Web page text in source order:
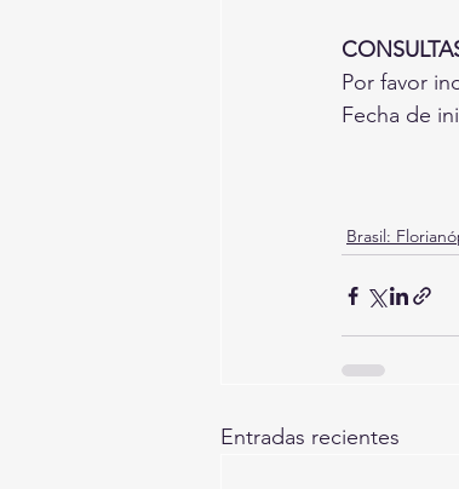
Por favor
Fecha de
Brasil:
Entradas recientes